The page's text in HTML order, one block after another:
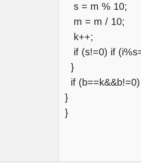
s = m % 10;
m = m / 10;
k++;
if (s!=0) if
}
if
}
}